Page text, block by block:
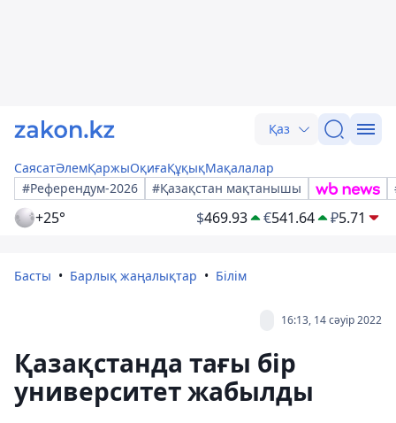
Қаз
СаясатӘлемҚаржыОқиғаҚұқықМақалалар
#Референдум-2026
#Қазақстан мақтанышы
+25° $469.93 €541.64 ₽5.71
Басты Барлық жаңалықтар Білім
16:13, 14 сәуір 2022
Қазақстанда тағы бір
университет жабылды